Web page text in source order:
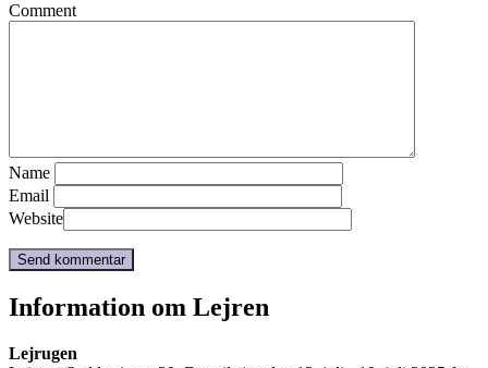
Comment
Name
Email
Website
Information om Lejren
Lejrugen